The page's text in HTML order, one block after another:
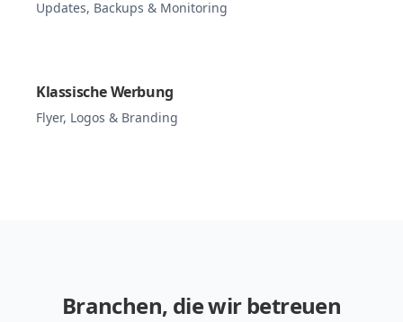
Updates, Backups & Monitoring
Klassische Werbung
Flyer, Logos & Branding
Branchen, die wir betreuen